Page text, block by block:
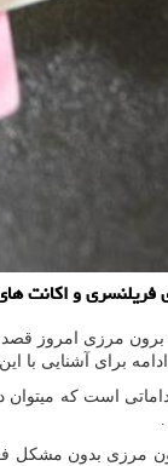
مرزی امروز قصد
برای آشنایی با
است که میتوان
مرزی بدون مشکل